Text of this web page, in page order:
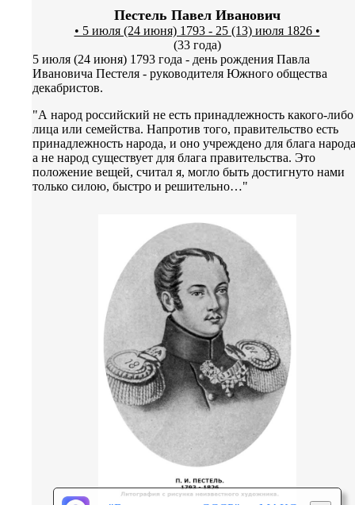
Пестель Павел Иванович
• 5 июля (24 июня) 1793 - 25 (13) июля 1826 •
(33 года)
5 июля (24 июня) 1793 года - день рождения Павла
Ивановича Пестеля - руководителя Южного общества
декабристов.
"А народ российский не есть принадлежность какого-либо
лица или семейства. Напротив того, правительство есть
принадлежность народа, и оно учреждено для блага
а не народ существует для блага правительства. Это
положение вещей, считал я, могло быть достигнуто нами
только силою, быстро и решительно…"